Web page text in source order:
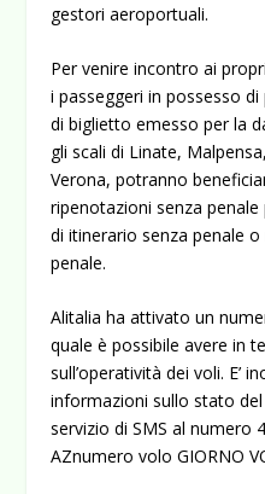
gestori aeroportuali.
Per venire incontro ai
i passeggeri in possesso
di biglietto emesso per la
gli scali di Linate,
Verona, potranno
ripenotazioni senza
di itinerario senza penale
penale.
Alitalia ha attivato un
quale è possibile avere in
sull’operatività dei voli. E’
informazioni sullo stato
servizio di SMS al numero
AZnumero volo GIORNO